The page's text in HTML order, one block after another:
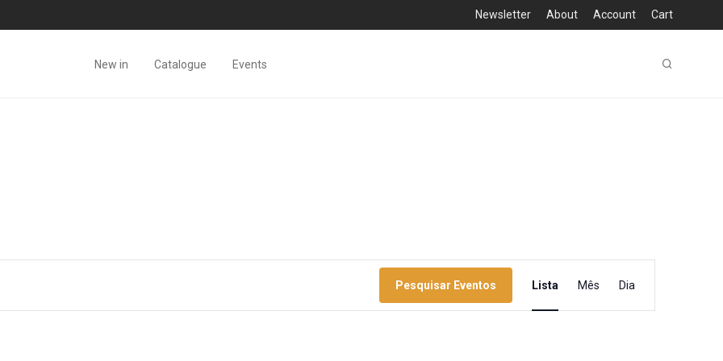
Newsletter About Account Cart
New in Catalogue Events
Pesquisar Eventos Lista Mês Dia